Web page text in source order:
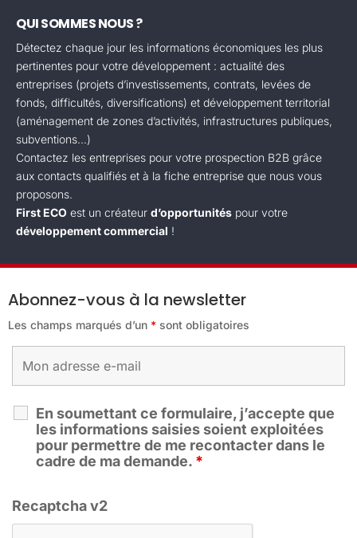
QUI SOMMES NOUS ?
Détectez chaque jour les informations économiques les plus
pertinentes pour votre développement : actualité des
entreprises (projets d’investissements, contrats, levées de
fonds, difficultés, diversifications) et développement territorial
(aménagement de zones d’activités, infrastructures publiques,
subventions...)
Contactez les entreprises pour votre prospection B2B grâce
aux contacts qualifiés et à la fiche entreprise que nous vous
proposons.
First ECO est un créateur d’opportunités pour votre
développement commercial !
Abonnez-vous à la newsletter
Les champs marqués d’un * sont obligatoires
En soumettant ce formulaire, j’accepte que
les informations saisies soient exploitées
pour permettre de me recontacter dans le
cadre de ma demande. *
Recaptcha v2